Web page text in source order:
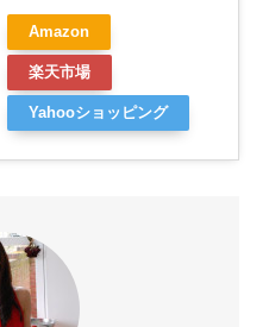
Amazon
楽天市場
Yahooショッピング